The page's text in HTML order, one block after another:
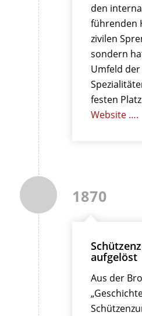
den
führenden
zivilen
sondern
Umfeld
festen
Website ….
1870
aufgelöst
Aus der